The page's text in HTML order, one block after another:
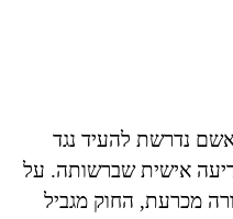
נדרשת להעיד נגד
אישית שברשותה. על
מכרעת, החוק מגביל